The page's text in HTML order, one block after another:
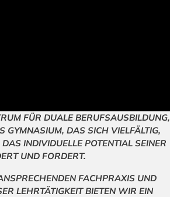
FÜR DUALE BERUFSAUSBILDUNG,
GYMNASIUM, DAS SICH VIELFÄLTIG,
INDIVIDUELLE POTENTIAL SEINER
UND FORDERT.
FACHPRAXIS UND
LEHRTÄTIGKEIT BIETEN WIR EIN